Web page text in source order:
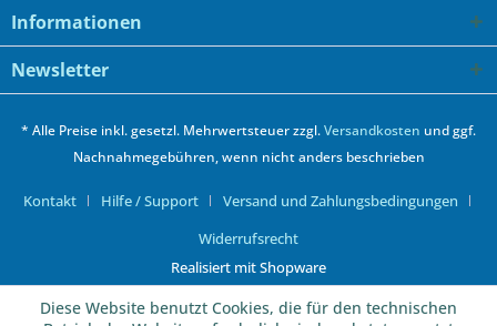
Informationen
Newsletter
* Alle Preise inkl. gesetzl. Mehrwertsteuer zzgl.Versandkosten und ggf.
Nachnahmegebühren, wenn nicht anders beschrieben
Kontakt Hilfe / Support
Versand und Zahlungsbedingungen
Widerrufsrecht
Realisiert mit Shopware
Diese Website benutzt Cookies, die für den technischen